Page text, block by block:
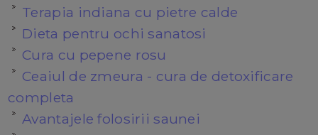
Terapia indiana cu pietre calde
Dieta pentru ochi sanatosi
Cura cu pepene rosu
Ceaiul de zmeura - cura de detoxificare
completa
Avantajele folosirii saunei